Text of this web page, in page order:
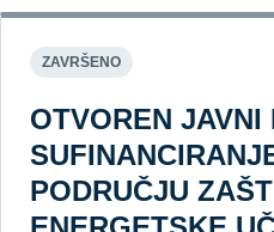
ZAVRŠENO
OTVOREN
PODRUČJU